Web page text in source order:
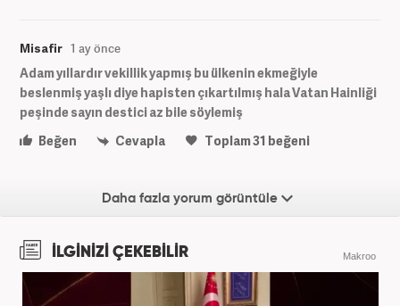
Misafir 1 ay önce
Adam yıllardır vekillik yapmış bu ülkenin ekmeğiyle
beslenmiş yaşlı diye hapisten çıkartılmış hala Vatan Hainliği
peşinde sayın destici az bile söylemiş
Beğen
Cevapla Toplam31 beğeni
Daha fazla yorum görüntüle
İLGİNİZİ ÇEKEBİLİR Makroo